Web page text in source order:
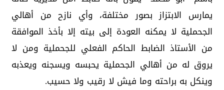
يمارس الابتزاز بصور مختلفة، وأي نازح من أهالي
الجحملية لا يمكنه العودة إلى بيته إلا بأخذ الموافقة
من الأستاذ الضابط الحاكم الفعلي للجحملية ومن لا
يروق له من أهالي الجحملية يحبسه ويسجنه ويعذبه
وينكل به براحته وما فيش لا رقيب ولا حسيب.